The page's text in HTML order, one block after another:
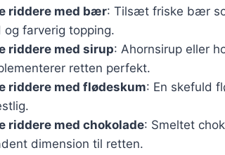
riddere med bær: Tilsæt friske bær
og farverig topping.
riddere med sirup: Ahornsirup eller
retten perfekt.
riddere med flødeskum: En skefuld
riddere med chokolade: Smeltet
dimension til retten.